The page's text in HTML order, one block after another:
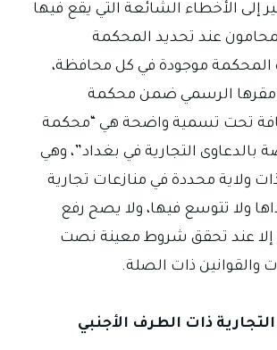
إلى الأخطاء الشائعة التي يقع فيها
عند تحديد المحكمة
موجودة في كل محافظة،
مقرها الرسمي ضمن محكمة
تحت تسمية واضحة هي “محكمة
بالدعاوى التجارية في بغداد”، وهي
ولاية محددة في منازعات تجارية
ولا تتوسع فيها، ولا يصح رفع
إلا عند تحقق شروط معينة نصت
والقوانين ذات الصلة.